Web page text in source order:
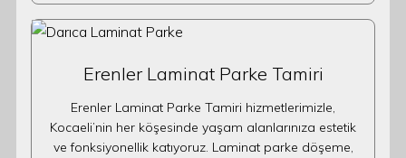
Erenler Laminat Parke Tamiri
Erenler Laminat Parke Tamiri hizmetlerimizle,
Kocaeli’nin her köşesinde yaşam alanlarınıza estetik
ve fonksiyonellik katıyoruz. Laminat parke döşeme,